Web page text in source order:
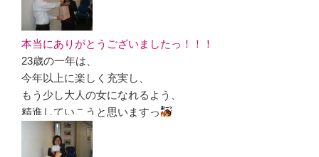
本当にありがとうございましたっ！！！
23歳の一年は、
今年以上に楽しく充実し、
もう少し大人の女になれるよう、
精進していこうと思いますっ